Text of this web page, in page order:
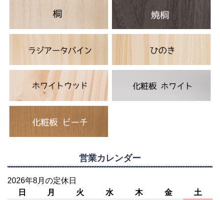
営業カレンダー
2026年8月の定休日
日
月 火 水 木 金 土